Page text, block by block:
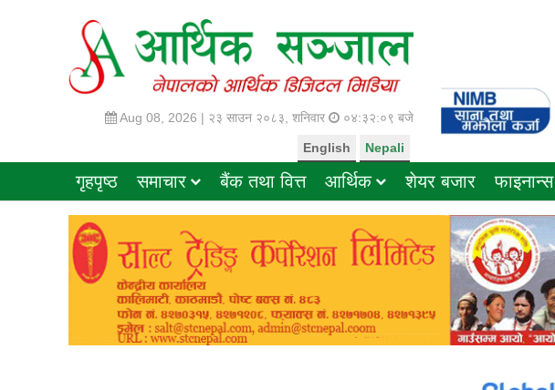
Aug 08, 2026 | २३ साउन २०८३, शनिवार ०४:३२:१० बजे
Nepali
English
गृहपृष्ठ समाचार बैंक तथा वित्त आर्थिक शेयर बजार फाइनान्स